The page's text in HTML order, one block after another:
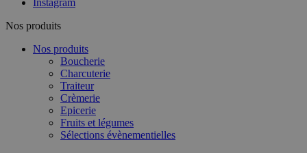
Nos produits
Nos produits
Boucherie
Charcuterie
Traiteur
Crèmerie
Epicerie
Fruits et légumes
Sélections évènementielles